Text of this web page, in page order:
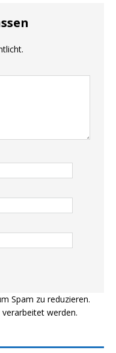
Spam zu reduzieren.
werden.